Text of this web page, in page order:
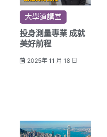
大學道講堂
投身測量專業 成就
美好前程
2025年 11 月 18 日